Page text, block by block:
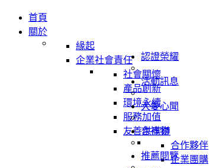
首頁
關於
緣起
企業社會責任
社會關懷
產品創新
環境永續
服務加值
友善供應鏈
合作夥伴
企業團購
認證榮耀
活動訊息
大愛心聞
吉祥物
推薦閱覽